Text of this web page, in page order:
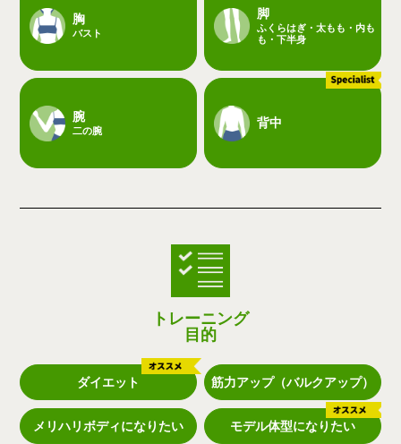
胸
バスト
脚
ふくらはぎ・太もも・内も
も・下半身
腕
二の腕
背中
トレーニング
目的
ダイエット 筋力アップ（バルクアップ）
メリハリボディになりたい モデル体型になりたい